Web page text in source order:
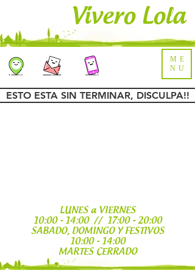
ME
NU
Vivero Lola
ESTO ESTA SIN TERMINAR, DISCULPA!!
LUNES a VIERNES
10:00 - 14:00 // 17:00 - 20:00
SABADO, DOMINGO Y FESTIVOS
10:00 - 14:00
MARTES CERRADO